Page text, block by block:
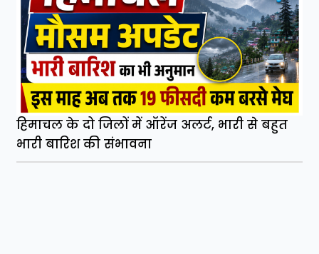
हिमाचल के दो जिलों में ऑरेंज अलर्ट, भारी से बहुत
भारी बारिश की संभावना